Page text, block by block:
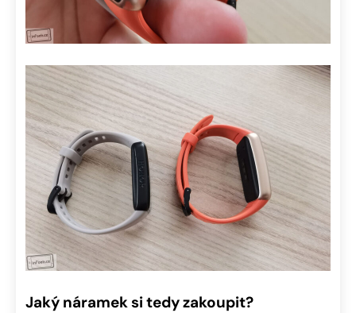
Jaký náramek si tedy zakoupit?